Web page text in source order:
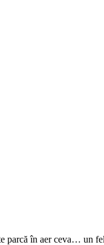
parcă în aer ceva… un